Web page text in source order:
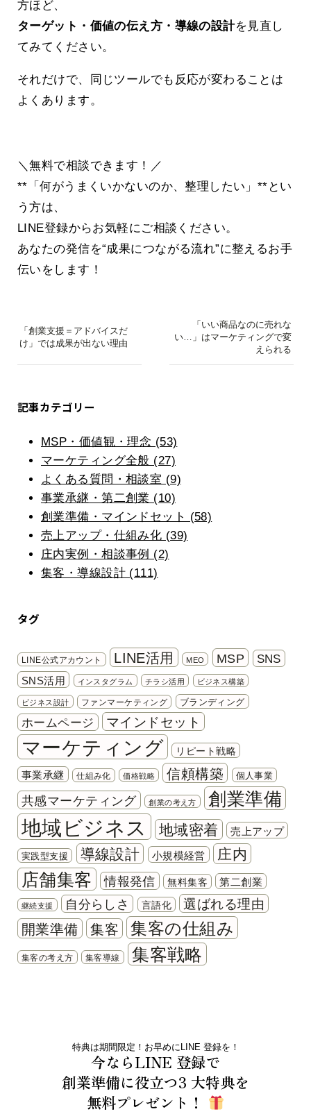
方ほど、
ターゲット・価値の伝え方・導線の設計を見直し
てみてください。
それだけで、同じツールでも反応が変わることは
よくあります。
＼無料で相談できます！／
**「何がうまくいかないのか、整理したい」**とい
う方は、
LINE登録からお気軽にご相談ください。
あなたの発信を“成果につながる流れ”に整えるお手
伝いをします！
「創業支援＝アドバイスだ
け」では成果が出ない理由
「いい商品なのに売れな
い…」はマーケティングで変
えられる
記事カテゴリー
MSP・価値観・理念 (53)
マーケティング全般 (27)
よくある質問・相談室 (9)
事業承継・第二創業 (10)
創業準備・マインドセット (58)
売上アップ・仕組み化 (39)
庄内実例・相談事例 (2)
集客・導線設計 (111)
タグ
LINE公式アカウント LINE活用 MEO MSP SNS
SNS活用 インスタグラム チラシ活用 ビジネス構築
ビジネス設計 ファンマーケティング ブランディング
ホームページ マインドセット
マーケティング リピート戦略
事業承継 仕組み化 価格戦略 信頼構築 個人事業
共感マーケティング 創業の考え方 創業準備
地域ビジネス 地域密着 売上アップ
実践型支援 導線設計 小規模経営 庄内
店舗集客 情報発信 無料集客 第二創業
継続支援 自分らしさ 言語化 選ばれる理由
開業準備 集客 集客の仕組み
集客の考え方 集客導線 集客戦略
特典は期間限定！お早めにLINE 登録を！
今ならLINE 登録で
創業準備に役立つ3 大特典を
無料プレゼント！